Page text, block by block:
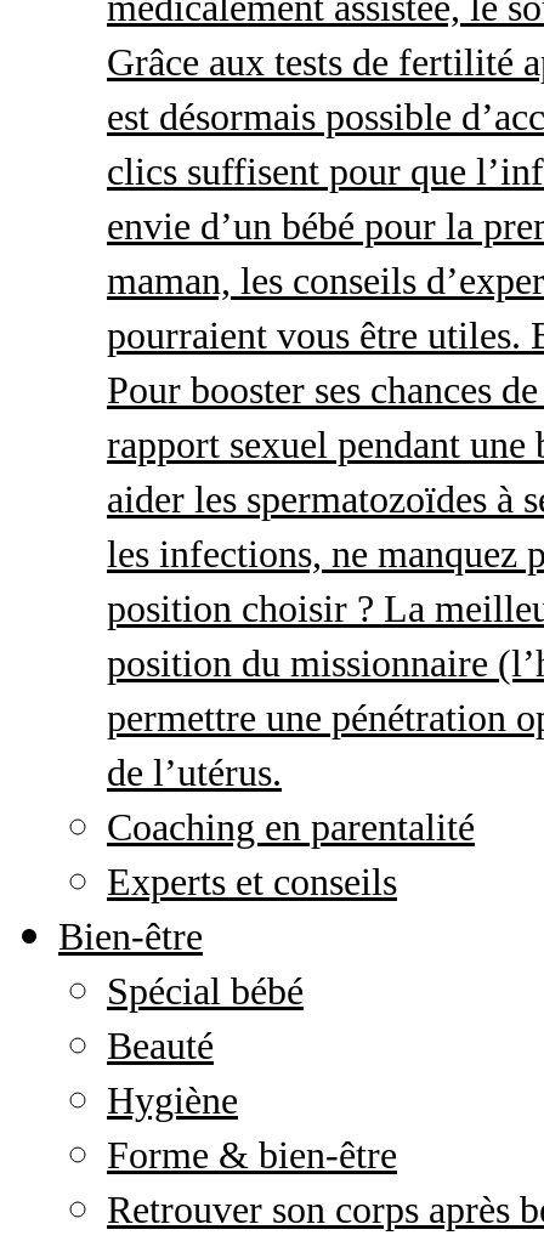
Grâce aux tests de fertilité
est désormais possible
clics suffisent pour que
envie d’un bébé pour la
maman, les conseils
pourraient vous être utiles.
Pour booster ses chances
rapport sexuel pendant
aider les spermatozoïdes à
les infections, ne manquez
position choisir ? La
position du missionnaire
permettre une pénétration
de l’utérus.
Coaching en parentalité
Experts et conseils
Bien-être
Spécial bébé
Beauté
Hygiène
Forme & bien-être
Retrouver son corps après